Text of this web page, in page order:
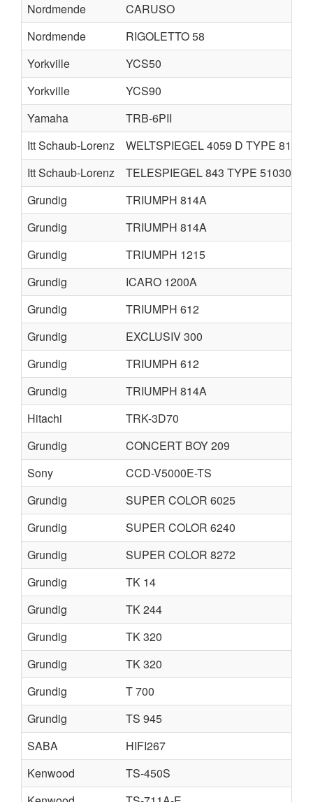
Nordmende
CARUSO
Nordmende
RIGOLETTO 58
Yorkville
YCS50
Yorkville
YCS90
Yamaha
TRB-6PII
Itt Schaub-Lorenz
WELTSPIEGEL 4059 D TYPE 81330
Itt Schaub-Lorenz
TELESPIEGEL 843 TYPE 51030
Grundig
TRIUMPH 814A
Grundig
TRIUMPH 814A
Grundig
TRIUMPH 1215
Grundig
ICARO 1200A
Grundig
TRIUMPH 612
Grundig
EXCLUSIV 300
Grundig
TRIUMPH 612
Grundig
TRIUMPH 814A
Hitachi
TRK-3D70
Grundig
CONCERT BOY 209
Sony
CCD-V5000E-TS
Grundig
SUPER COLOR 6025
Grundig
SUPER COLOR 6240
Grundig
SUPER COLOR 8272
Grundig
TK 14
Grundig
TK 244
Grundig
TK 320
Grundig
TK 320
Grundig
T 700
Grundig
TS 945
SABA
HIFI267
Kenwood
TS-450S